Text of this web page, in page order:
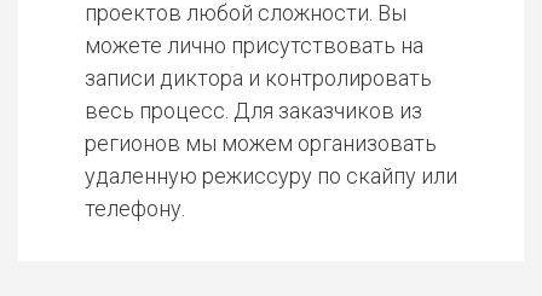
проектов любой сложности. Вы
можете лично присутствовать на
записи диктора и контролировать
весь процесс. Для заказчиков из
регионов мы можем организовать
удаленную режиссуру по скайпу или
телефону.